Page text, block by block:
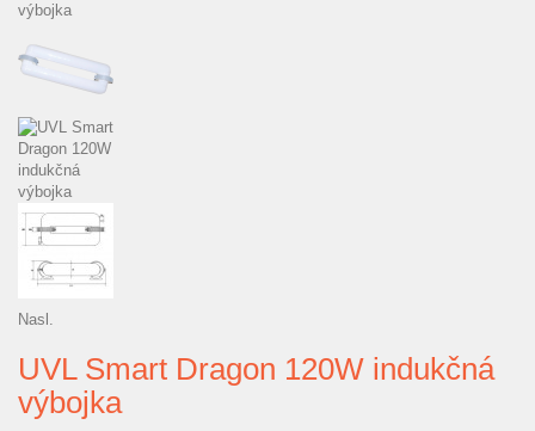
Nasl.
UVL Smart Dragon 120W indukčná
výbojka